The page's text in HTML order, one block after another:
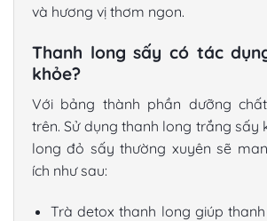
và hương vị thơm ngon.
Thanh long sấy có tác
khỏe?
Với bảng thành phần dưỡng
trên. Sử dụng thanh long trắng sấy
long đỏ sấy thường xuyên sẽ
ích như sau:
Trà detox thanh long giúp